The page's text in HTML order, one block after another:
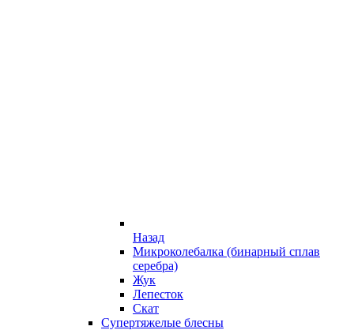
Назад
Микроколебалка (бинарный сплав
серебра)
Жук
Лепесток
Скат
Супертяжелые блесны